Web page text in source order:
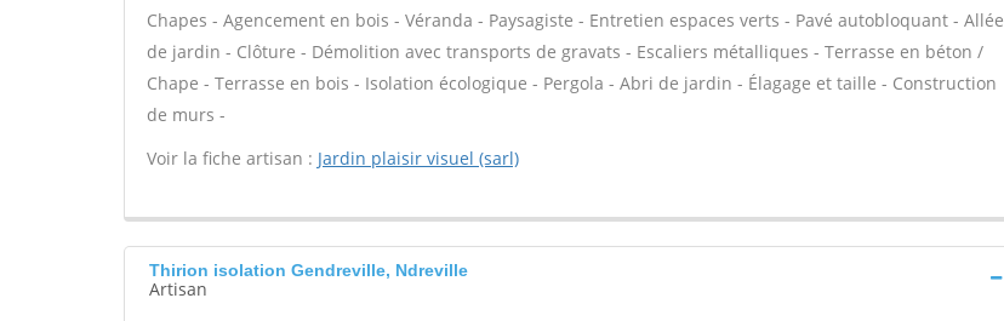
Chapes - Agencement en bois - Véranda - Paysagiste - Entretien espaces verts - Pavé autobloquant - Allée
de jardin - Clôture - Démolition avec transports de gravats - Escaliers métalliques - Terrasse en béton /
Chape - Terrasse en bois - Isolation écologique - Pergola - Abri de jardin - Élagage et taille - Construction
de murs -
Voir la fiche artisan : Jardin plaisir visuel (sarl)
Thirion isolation Gendreville, Ndreville
Artisan